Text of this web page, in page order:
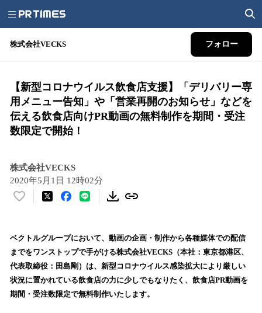
株式会社VECKS フォロー
【新型コロナウイルス飲食店支援】「デリバリー専
用メニュー告知」や「営業再開のお知らせ」などを
伝える飲食店向けPR動画の無料制作を期間・受注
数限定で開始！
株式会社VECKS
2020年5月1日 12時02分
い
！
数
を
読
込
ベクトルグループにおいて、動画の企画・制作から各種媒体での配信
までをワンストップで手がける株式会社VECKS（本社：東京都港区、
代表取締役：田島剛）は、新型コロナウイルス感染拡大により厳しい
状況に置かれている飲食店の力に少しでもなりたく、飲食店PR動画を
期間・受注数限定で無料制作いたします。